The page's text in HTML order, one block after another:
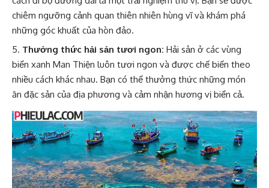
chiêm ngưỡng cảnh quan thiên nhiên hùng vĩ và khám phá
những góc khuất của hòn đảo.
Thưởng thức hải sản tươi ngon: Hải sản ở các vùng
biển xanh Man Thiện luôn tươi ngon và được chế biến theo
nhiều cách khác nhau. Bạn có thể thưởng thức những món
ăn đặc sản của địa phương và cảm nhận hương vị biển cả.